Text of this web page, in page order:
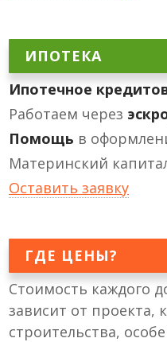
ИПОТЕКА
Ипотечное
Работаем через
Помощь в
Материнский
Оставить заявку
ГДЕ ЦЕНЫ?
Стоимость каждого
зависит от проекта,
строительства,